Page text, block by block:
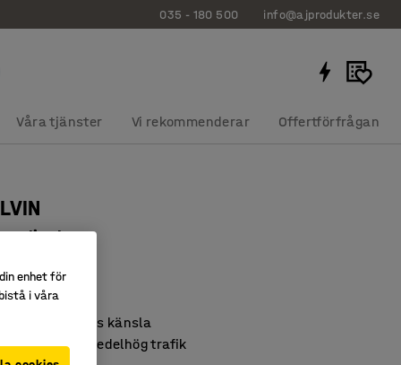
035 - 180 500 info@ajprodukter.se
Våra tjänster Vi rekommenderar Offertförfrågan
ljusbrun
matta
& tidlös känsla
med lätt till medelhög trafik
enhet för
i våra